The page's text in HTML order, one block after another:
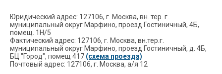
Юридический адрес: 127106, г. Москва, вн. тер. г.
муниципальный округ Марфино, проезд Гостиничный, 4Б,
помещ. 1Н/5
Фактический адрес: 127106, г. Москва, вн.тер.г.
муниципальный округ Марфино, проезд Гостиничный, д. 4Б,
БЦ "Город", помещ 417 (схема проезда)
Почтовый адрес: 127106, г. Москва, а/я 12